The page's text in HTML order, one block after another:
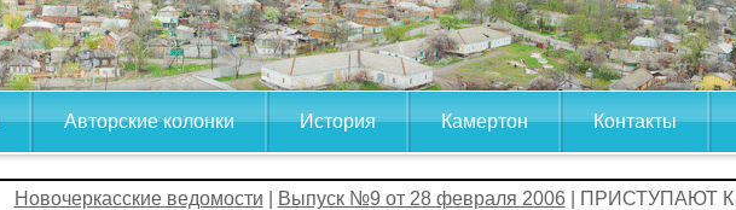
Авторские колонки История Камертон Контакты
Новочеркасские ведомости Выпуск №9 от 28 февраля 2006| ПРИСТУПАЮТ